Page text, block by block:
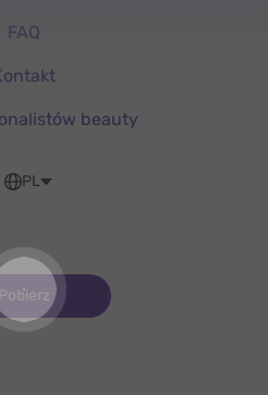
FAQ
beauty
PL
Pobierz